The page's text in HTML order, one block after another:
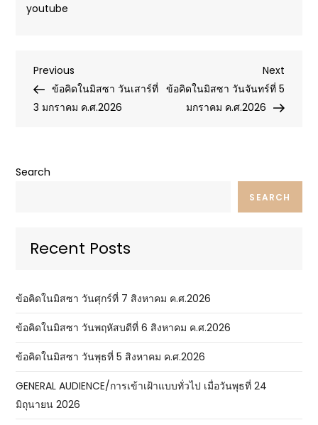
youtube
Post
navigation
Previous
Post
Previous
ข้อคิดในมิสซา วันเสาร์ที่
3 มกราคม ค.ศ.2026
Next
Post
Next
ข้อคิดในมิสซา วันจันทร์ที่ 5
มกราคม ค.ศ.2026
Search
SEARCH
Recent Posts
ข้อคิดในมิสซา วันศุกร์ที่ 7 สิงหาคม ค.ศ.2026
ข้อคิดในมิสซา วันพฤหัสบดีที่ 6 สิงหาคม ค.ศ.2026
ข้อคิดในมิสซา วันพุธที่ 5 สิงหาคม ค.ศ.2026
GENERAL AUDIENCE/การเข้าเฝ้าแบบทั่วไป เมื่อวันพุธที่ 24
มิถุนายน 2026